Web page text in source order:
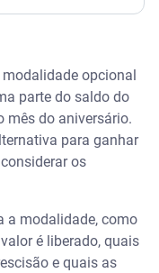
do FGTS?
Veja as
opcional
parte do saldo do
mês do aniversário.
para ganhar
os
a modalidade, como
é liberado, quais
e quais as